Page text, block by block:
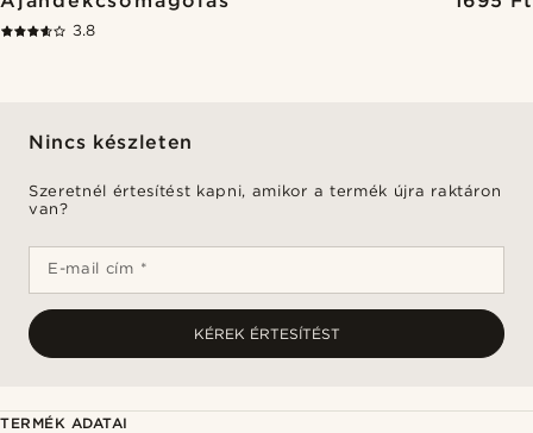
3.8
Nincs készleten
Szeretnél értesítést kapni, amikor a termék újra raktáron
van?
E-mail cím *
KÉREK ÉRTESÍTÉST
TERMÉK ADATAI